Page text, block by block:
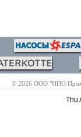
© 2026 ООО "НПО
Thu